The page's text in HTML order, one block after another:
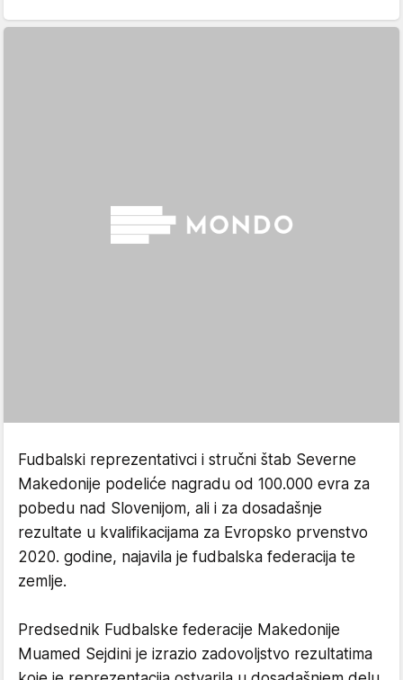
Fudbalski reprezentativci i stručni štab Severne
Makedonije podeliće nagradu od 100.000 evra za
pobedu nad Slovenijom, ali i za dosadašnje
rezultate u kvalifikacijama za Evropsko prvenstvo
2020. godine, najavila je fudbalska federacija te
zemlje.
Predsednik Fudbalske federacije Makedonije
Muamed Sejdini je izrazio zadovoljstvo rezultatima